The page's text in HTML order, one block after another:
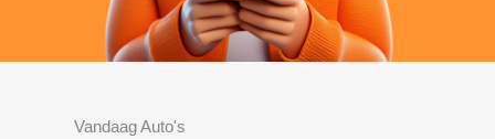
Vandaag Auto's